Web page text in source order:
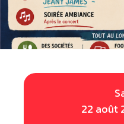
22 août